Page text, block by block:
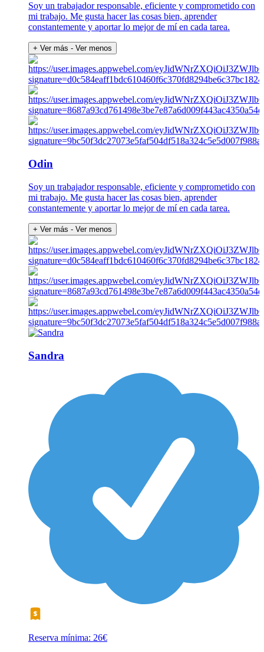
Soy un trabajador responsable, eficiente y comprometido con
mi trabajo. Me gusta hacer las cosas bien, aprender
constantemente y aportar lo mejor de mí en cada tarea.
+ Ver más - Ver menos
Odin
Soy un trabajador responsable, eficiente y comprometido con
mi trabajo. Me gusta hacer las cosas bien, aprender
constantemente y aportar lo mejor de mí en cada tarea.
+ Ver más - Ver menos
Sandra
Reserva mínima: 26€